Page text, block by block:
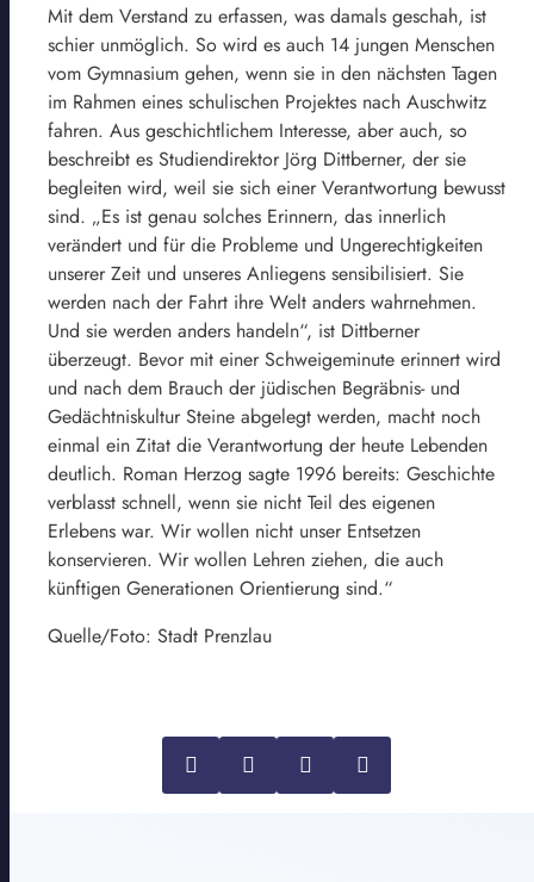
Mit dem Verstand zu erfassen, was damals geschah, ist
schier unmöglich. So wird es auch 14 jungen Menschen
vom Gymnasium gehen, wenn sie in den nächsten Tagen
im Rahmen eines schulischen Projektes nach Auschwitz
fahren. Aus geschichtlichem Interesse, aber auch, so
beschreibt es Studiendirektor Jörg Dittberner, der sie
begleiten wird, weil sie sich einer Verantwortung bewusst
sind. „Es ist genau solches Erinnern, das innerlich
verändert und für die Probleme und Ungerechtigkeiten
unserer Zeit und unseres Anliegens sensibilisiert. Sie
werden nach der Fahrt ihre Welt anders wahrnehmen.
Und sie werden anders handeln“, ist Dittberner
überzeugt. Bevor mit einer Schweigeminute erinnert wird
und nach dem Brauch der jüdischen Begräbnis- und
Gedächtniskultur Steine abgelegt werden, macht noch
einmal ein Zitat die Verantwortung der heute Lebenden
deutlich. Roman Herzog sagte 1996 bereits: Geschichte
verblasst schnell, wenn sie nicht Teil des eigenen
Erlebens war. Wir wollen nicht unser Entsetzen
konservieren. Wir wollen Lehren ziehen, die auch
künftigen Generationen Orientierung sind.“
Quelle/Foto: Stadt Prenzlau